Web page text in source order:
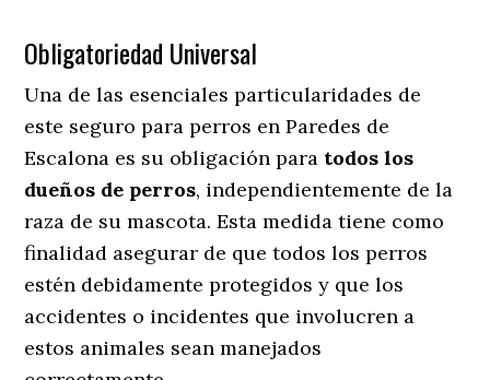
Obligatoriedad Universal
Una de las esenciales particularidades de
este seguro para perros en Paredes de
Escalona es su obligación para todos los
dueños de perros, independientemente de la
raza de su mascota. Esta medida tiene como
finalidad asegurar de que todos los perros
estén debidamente protegidos y que los
accidentes o incidentes que involucren a
estos animales sean manejados